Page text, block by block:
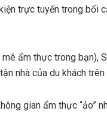
trực tuyến trong bối
ẩm thực trong bạn),
nhà của du khách trên
gian ẩm thực “ảo”